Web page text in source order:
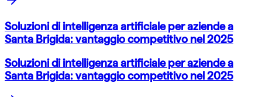
Soluzioni di intelligenza artificiale per aziende a
Santa Brigida: vantaggio competitivo nel 2025
Soluzioni di intelligenza artificiale per aziende a
Santa Brigida: vantaggio competitivo nel 2025